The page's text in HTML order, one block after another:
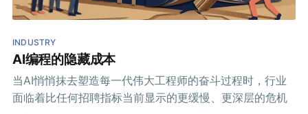
INDUSTRY
AI编程的隐藏成本
当AI悄悄抹去塑造每一代伟大工程师的奋斗过程时，行业
面临着比任何招聘指标当前显示的更缓慢、更深层的危机